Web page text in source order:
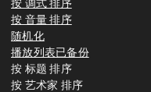
按 调式 排序
按 音量 排序
随机化
播放列表已备份
按 标题 排序
按 艺术家 排序